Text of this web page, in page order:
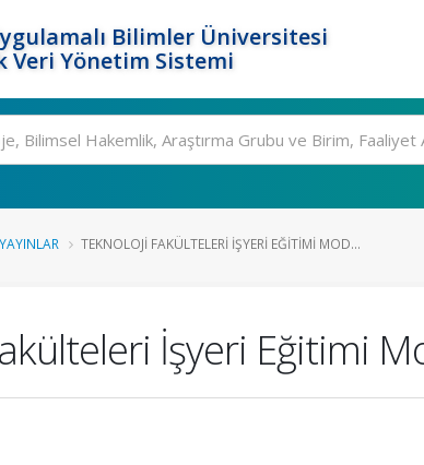
Bilimler Üniversitesi
Veri Yönetim Sistemi
TEKNOLOJI FAKÜLTELERI İŞYERI EĞITIMI MOD...
İşyeri Eğitimi